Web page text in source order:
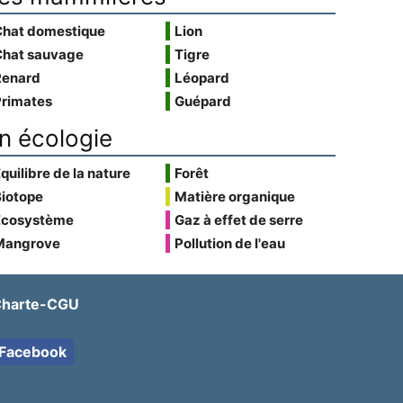
domestique
sauvage
Lion
Tigre
Léopard
Guépard
écologie
de la nature
Forêt
Matière organique
Gaz à effet de serre
Pollution de l'eau
CGU
Facebook